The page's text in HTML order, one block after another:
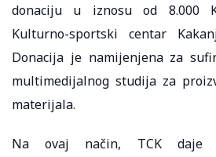
donaciju u iznosu od 8.000
Kulturno-sportski centar
Donacija je namijenjena za
multimedijalnog studija za
materijala.
Na ovaj način, TCK daje